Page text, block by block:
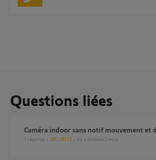
Questions liées
Caméra indoor sans notif mouvement et
1 réponse SÉCURITÉ il y a environ 2 mois